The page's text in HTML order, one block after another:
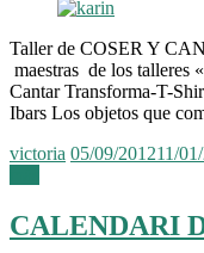
Taller de COSER Y
maestras de los
Cantar Transforma-T-
Ibars Los objetos que
victoria 05/09/201211/
CALENDARI